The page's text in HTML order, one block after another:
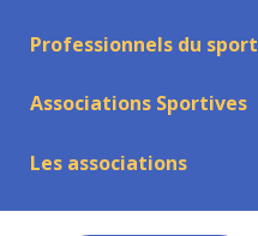
Professionnels du sport
Associations Sportives
Les associations